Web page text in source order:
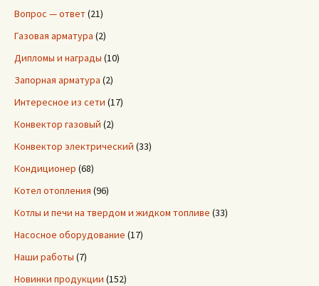
Вопрос — ответ(21)
Газовая арматура (2)
Дипломы и награды (10)
Запорная арматура (2)
Интересное из сети (17)
Конвектор газовый (2)
Конвектор электрический (33)
Кондиционер (68)
Котел отопления (96)
Котлы и печи на твердом и жидком топливе (33)
Насосное оборудование (17)
Наши работы (7)
Новинки продукции (152)